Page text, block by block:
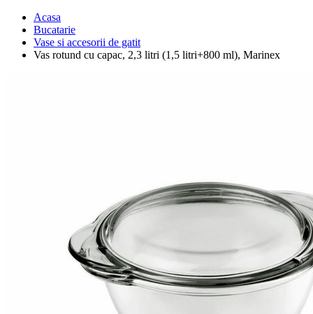
Acasa
Bucatarie
Vase si accesorii de gatit
Vas rotund cu capac, 2,3 litri (1,5 litri+800 ml), Marinex